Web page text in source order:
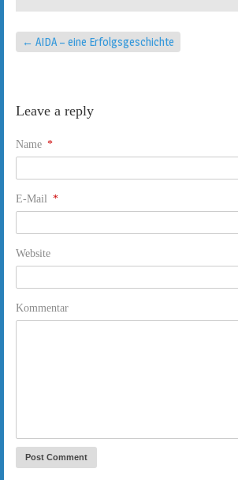
← AIDA – eine Erfolgsgeschichte
Leave a reply
Name *
E-Mail *
Website
Kommentar